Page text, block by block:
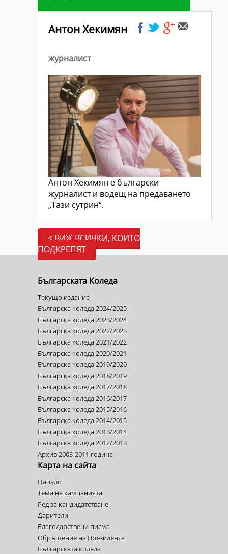
Антон Хекимян
журналист
Антон Хекимян е български
журналист и водещ на предаването
„Тази сутрин“.
< ВИЖ ВСИЧКИ, КОИТО
ПОДКРЕПЯТ
Българската Коледа
Текущо издание
Българска коледа 2024/2025
Българска коледа 2023/2024
Българска коледа 2022/2023
Българска коледа 2021/2022
Българска коледа 2020/2021
Българска коледа 2019/2020
Българска коледа 2018/2019
Българска коледа 2017/2018
Българска коледа 2016/2017
Българска коледа 2015/2016
Българска коледа 2014/2015
Българска коледа 2013/2014
Българска коледа 2012/2013
Архив 2003-2011 година
Карта на сайта
Начало
Тема на кампанията
Ред за кандидатстване
Дарители
Благодарствени писма
Обръщение на Президента
Българската коледа